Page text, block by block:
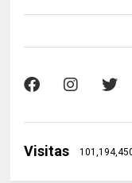
Visitas